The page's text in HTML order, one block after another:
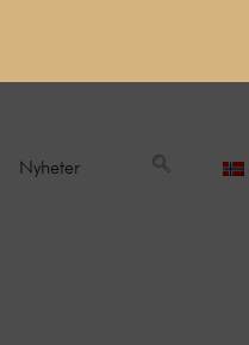
Nyheter